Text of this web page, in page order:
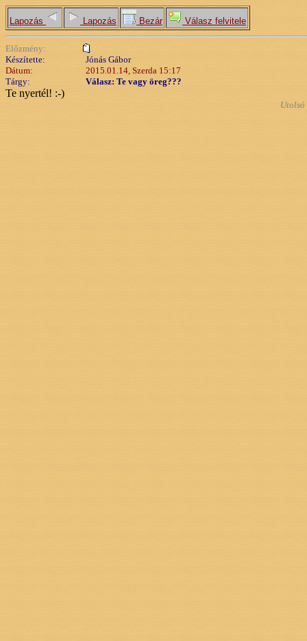
Lapozás Lapozás Bezár Válasz felvitele
Előzmény:
Készítette:
Jónás Gábor
Dátum:
2015.01.14, Szerda 15:17
Tárgy:
Válasz: Te vagy öreg???
Te nyertél! :-)